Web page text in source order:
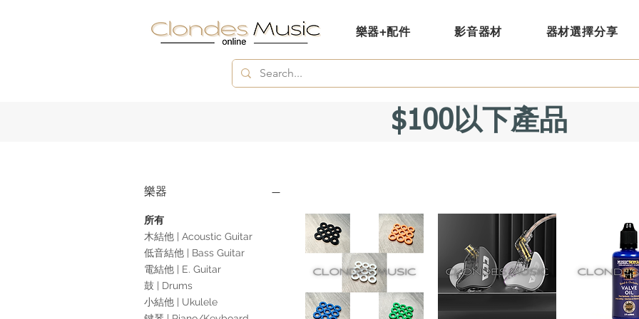
樂器+配件 影音器材 器材選擇分享
​$100以下產品
樂器
所有
木結他 | Acoustic Guitar
低音結他 | Bass Guitar
電結他 | E. Guitar
鼓 | Drums
小結他 | Ukulele